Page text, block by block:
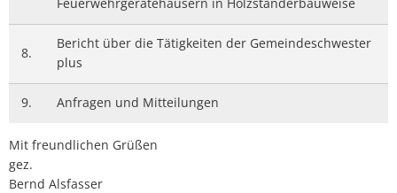
8.
Bericht über die Tätigkeiten der Gemeindeschwester
plus
9. Anfragen und Mitteilungen
Mit freundlichen Grüßen
gez.
Bernd Alsfasser